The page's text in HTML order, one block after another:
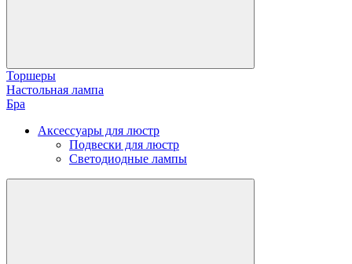
Торшеры
Настольная лампа
Бра
Аксессуары для люстр
Подвески для люстр
Светодиодные лампы